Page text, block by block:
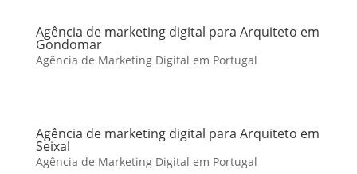
Agência de marketing digital para Arquiteto em
Gondomar
Agência de Marketing Digital em Portugal
Agência de marketing digital para Arquiteto em
Seixal
Agência de Marketing Digital em Portugal